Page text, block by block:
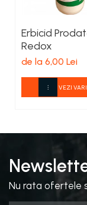
Erbicid
Redox
de la 6,00 Lei
VEZI
Nu rata ofertele